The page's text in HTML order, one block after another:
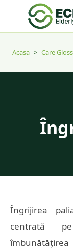
Acasa > Care
Îngrijirea
centrată